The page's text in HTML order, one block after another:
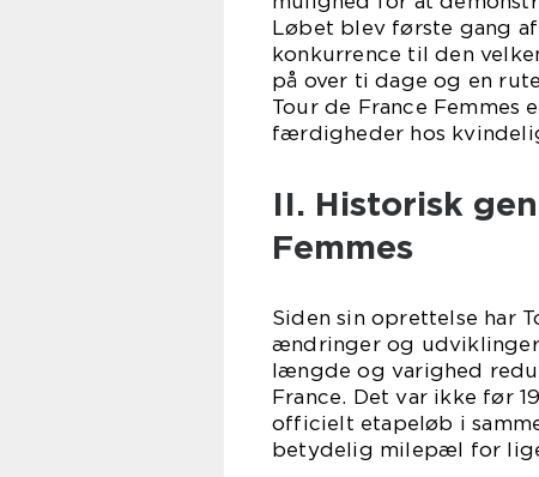
Løbet blev første gang
konkurrence til den
på over ti dage og en
Tour de France Femmes
færdigheder hos
II. Historisk
Femmes
Siden sin oprettelse har
ændringer og
længde og varighed
France. Det var ikke før
officielt etapeløb i
betydelig milepæl for